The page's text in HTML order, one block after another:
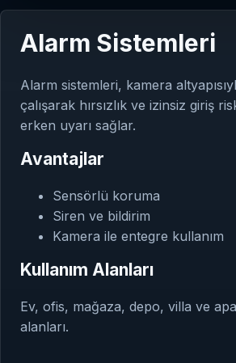
Alarm Sistemleri
Alarm sistemleri, kamera
çalışarak hırsızlık ve izinsiz giriş
erken uyarı sağlar.
Avantajlar
Sensörlü koruma
Siren ve bildirim
Kamera ile entegre kullanım
Kullanım Alanları
Ev, ofis, mağaza, depo, villa ve
alanları.